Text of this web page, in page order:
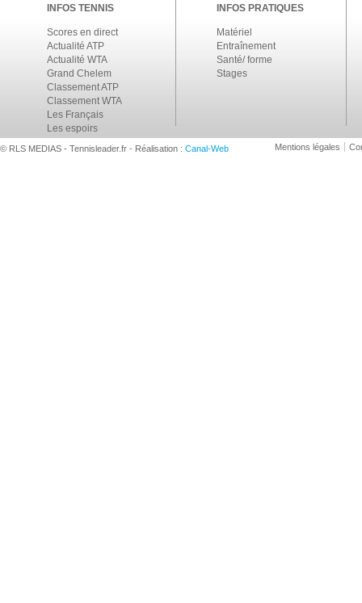
INFOS TENNIS
Scores en direct
Actualité ATP
Actualité WTA
Grand Chelem
Classement ATP
Classement WTA
Les Français
Les espoirs
INFOS PRATIQUES
Matériel
Entraînement
Santé/ forme
Stages
© RLS MEDIAS - Tennisleader.fr - Réalisation : Canal-Web Mentions légales